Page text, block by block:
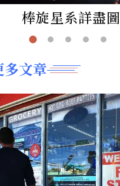
棒旋星系詳盡圖
多文章